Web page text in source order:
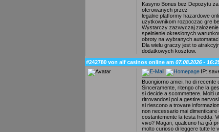
Kasyno Bonus bez Depozytu
oferowanych przez
legalne platformy hazardowe
uzytkownikom rozpoczac gre
Wystarczy zazwyczaj
spelnienie okreslonych
obroty na wybranych
Dla wielu graczy jest to
dodatkowych kosztow.
#242780 von alf casinos online am 07.08.2026 -
IP:
Buongiorno amici, ho di recente
Sinceramente, ritengo che la
si decide a scommettere. Molti
ritrovandosi poi a gestire
si riescono a trovare
non necessario mai
costantemente la testa fredda.
vivo? Magari, qualcuno ha già
molto curioso di leggere tutte le